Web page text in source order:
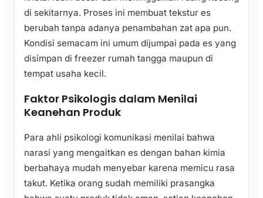
di sekitarnya. Proses ini membuat tekstur es
berubah tanpa adanya penambahan zat apa pun.
Kondisi semacam ini umum dijumpai pada es yang
disimpan di freezer rumah tangga maupun di
tempat usaha kecil.
Faktor Psikologis dalam Menilai
Keanehan Produk
Para ahli psikologi komunikasi menilai bahwa
narasi yang mengaitkan es dengan bahan kimia
berbahaya mudah menyebar karena memicu rasa
takut. Ketika orang sudah memiliki prasangka